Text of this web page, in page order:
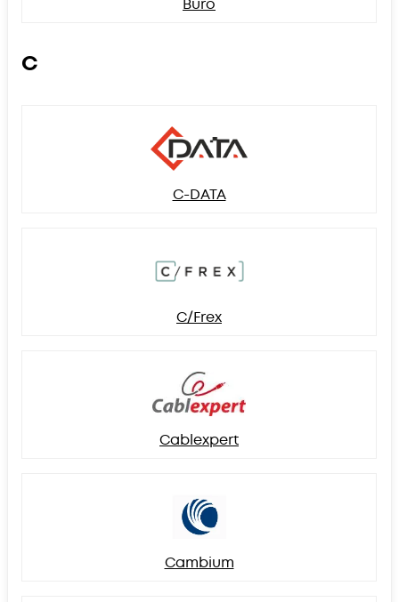
Buro
C
C-DATA
C/Frex
Cablexpert
Cambium